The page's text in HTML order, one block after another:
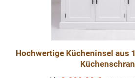
Hochwertige Kücheninsel aus